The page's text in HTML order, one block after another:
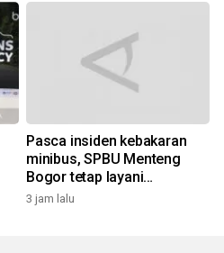
Pasca insiden kebakaran
minibus, SPBU Menteng
Bogor tetap layani
pengisian solar
3 jam lalu